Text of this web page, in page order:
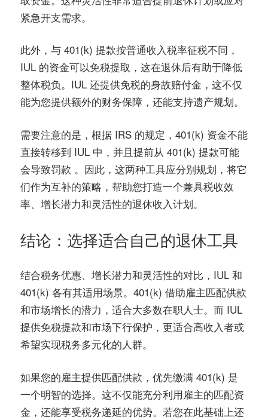
紧急开支需求。
此外，与 401(k) 提款按普通收入税率征税不同，
IUL 的资金可以免税提取，这在退休后有助于降低
整体税负。IUL 还提供免税的身故赔付金，这不仅
能为您提供额外的财务保障，还能支持遗产规划。
需要注意的是，根据 IRS 的规定，401(k) 资金不能
直接转移到 IUL 中，并且提前从 401(k) 提款可能
会导致罚款 。因此，这两种工具应分别规划，将它
们作为互补的策略，帮助您打造一个兼具税收效
率、增长潜力和灵活性的退休收入计划。
结论：选择适合自己的退休工具
结合税务优惠、增长潜力和灵活性的对比，IUL 和
401(k) 各有其适用场景。401(k) 借助雇主匹配供款
和市场增长的潜力，适合大多数在职人士。而 IUL
提供免税提款和市场下行保护，更适合高收入者或
希望实现税务多元化的人群。
如果您的雇主提供匹配供款，优先缴满 401(k) 是
一个明智的选择。这不仅能充分利用雇主的匹配资
金，还能享受税务递延的优势。若您在此基础上还